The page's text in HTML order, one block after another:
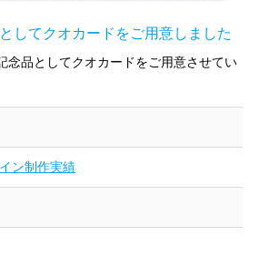
してクオカードをご用意しました
念品としてクオカードをご用意させてい
ン制作実績